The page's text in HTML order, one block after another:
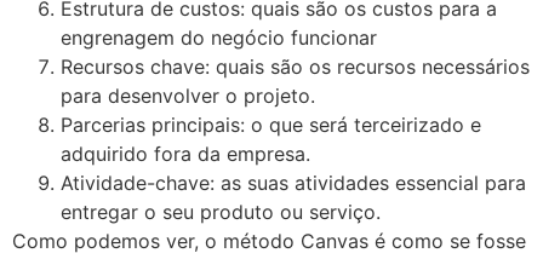
Estrutura de custos: quais são os custos para a
engrenagem do negócio funcionar
Recursos chave: quais são os recursos necessários
para desenvolver o projeto.
Parcerias principais: o que será terceirizado e
adquirido fora da empresa.
Atividade-chave: as suas atividades essencial para
entregar o seu produto ou serviço.
Como podemos ver, o método Canvas é como se fosse